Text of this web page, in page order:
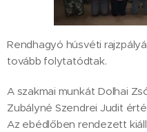
Rendhagyó húsvéti
tovább folytatódtak.
A szakmai munkát Dolhai
Zubályné Szendrei Judit
Az ebédlőben rendezett